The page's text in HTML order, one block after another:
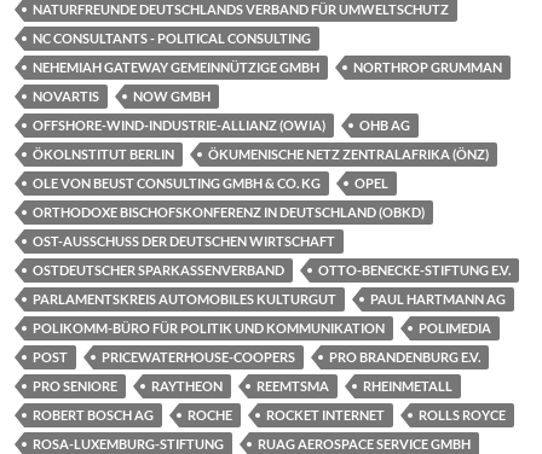
NATURFREUNDE DEUTSCHLANDS VERBAND FÜR UMWELTSCHUTZ
NC CONSULTANTS - POLITICAL CONSULTING
NEHEMIAH GATEWAY GEMEINNÜTZIGE GMBH
NORTHROP GRUMMAN
NOVARTIS
NOW GMBH
OFFSHORE-WIND-INDUSTRIE-ALLIANZ (OWIA)
OHB AG
ÖKOLNSTITUT BERLIN
ÖKUMENISCHE NETZ ZENTRALAFRIKA (ÖNZ)
OLE VON BEUST CONSULTING GMBH & CO. KG
OPEL
ORTHODOXE BISCHOFSKONFERENZ IN DEUTSCHLAND (OBKD)
OST-AUSSCHUSS DER DEUTSCHEN WIRTSCHAFT
OSTDEUTSCHER SPARKASSENVERBAND
OTTO-BENECKE-STIFTUNG E.V.
PARLAMENTSKREIS AUTOMOBILES KULTURGUT
PAUL HARTMANN AG
POLIKOMM-BÜRO FÜR POLITIK UND KOMMUNIKATION
POLIMEDIA
POST
PRICEWATERHOUSE-COOPERS
PRO BRANDENBURG E.V.
PRO SENIORE
RAYTHEON REEMTSMA
RHEINMETALL
ROBERT BOSCH AG
ROCHE ROCKET INTERNET
ROLLS ROYCE
ROSA-LUXEMBURG-STIFTUNG
RUAG AEROSPACE SERVICE GMBH